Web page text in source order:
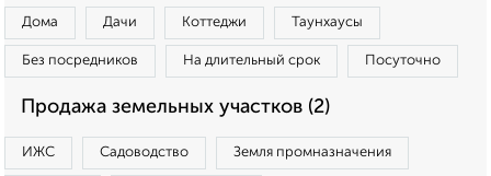
Дома Дачи Коттеджи Таунхаусы
Без посредников На длительный срок Посуточно
Продажа земельных участков (2)
ИЖС Садоводство Земля промназначения